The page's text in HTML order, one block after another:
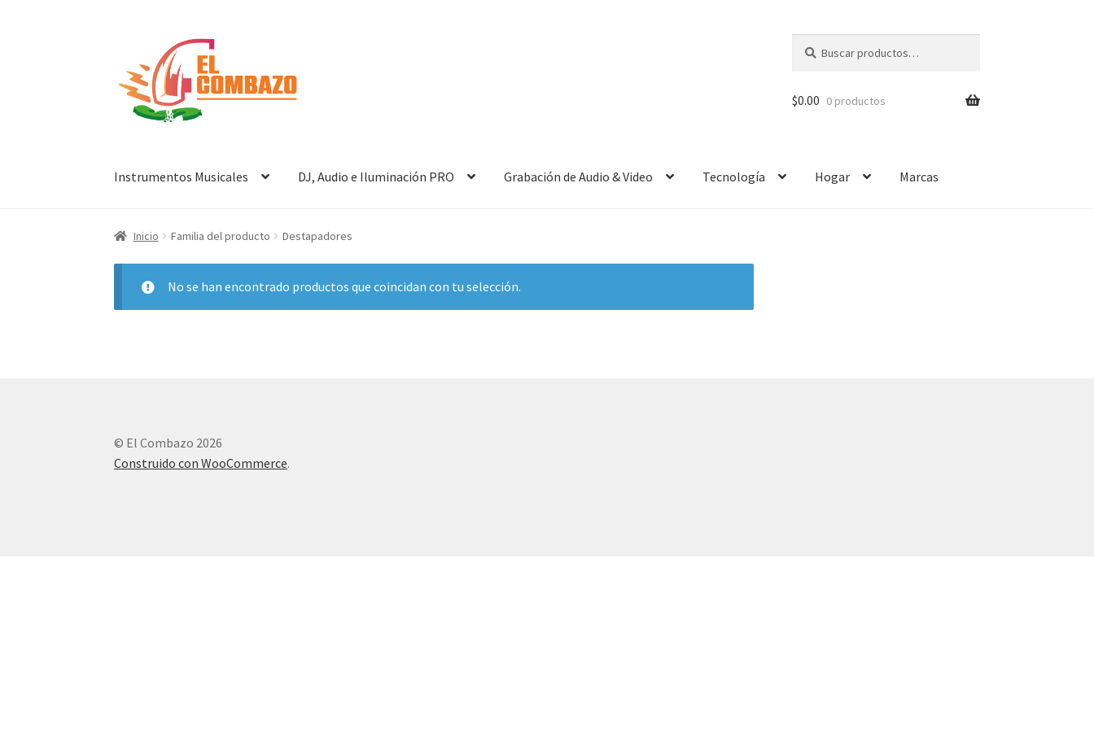
Instrumentos Musicales DJ, Audio e Iluminación PRO Grabación de Audio & Video Tecnología Hogar Marcas
$0.00 0 productos
Inicio Familia del producto Destapadores
No se han encontrado productos que coincidan con tu selección.
© El Combazo 2026
Construido con WooCommerce.